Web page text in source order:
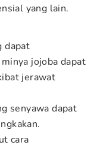
yang lain.
dapat
jojoba dapat
jerawat
senyawa dapat
cara